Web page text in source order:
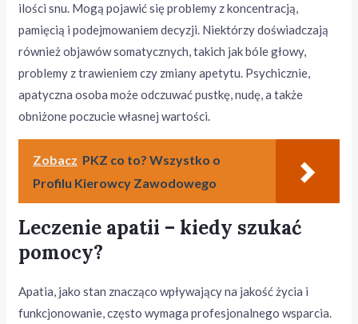
ilości snu. Mogą pojawić się problemy z koncentracją,
pamięcią i podejmowaniem decyzji. Niektórzy doświadczają
również objawów somatycznych, takich jak bóle głowy,
problemy z trawieniem czy zmiany apetytu. Psychicznie,
apatyczna osoba może odczuwać pustkę, nudę, a także
obniżone poczucie własnej wartości.
Zobacz PKZ co to? Wszystko o
Profilu Kierowcy Zawodowego
Leczenie apatii – kiedy szukać
pomocy?
Apatia, jako stan znacząco wpływający na jakość życia i
funkcjonowanie, często wymaga profesjonalnego wsparcia.